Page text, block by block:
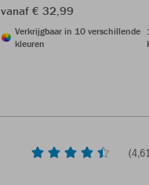
vanaf € 32,99
Verkrijgbaar in 10 verschillende
kleuren
(4,61